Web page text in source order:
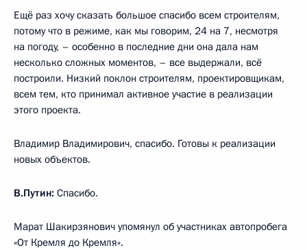
Ещё раз хочу сказать большое спасибо всем строителям,
потому что в режиме, как мы говорим, 24 на 7, несмотря
на погоду, – особенно в последние дни она дала нам
несколько сложных моментов, – все выдержали, всё
построили. Низкий поклон строителям, проектировщикам,
всем тем, кто принимал активное участие в реализации
этого проекта.
Владимир Владимирович, спасибо. Готовы к реализации
новых объектов.
В.Путин: Спасибо.
Марат Шакирзянович упомянул об участниках автопробега
«От Кремля до Кремля».